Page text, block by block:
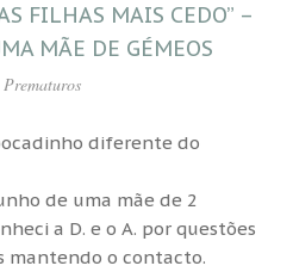
FILHAS MAIS CEDO” –
MÃE DE GÉMEOS
Prematuros
diferente do
de uma mãe de 2
a D. e o A. por questões
mantendo o contacto.